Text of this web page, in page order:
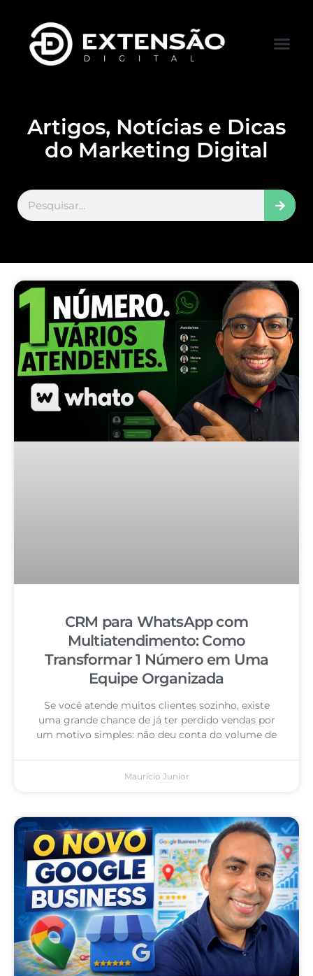
Artigos, Notícias e Dicas
do Marketing Digital
CRM para WhatsApp com
Multiatendimento: Como
Transformar 1 Número em Uma
Equipe Organizada
Se você atende muitos clientes sozinho, existe
uma grande chance de já ter perdido vendas por
um motivo simples: não deu conta do volume de
Mauricio Junior